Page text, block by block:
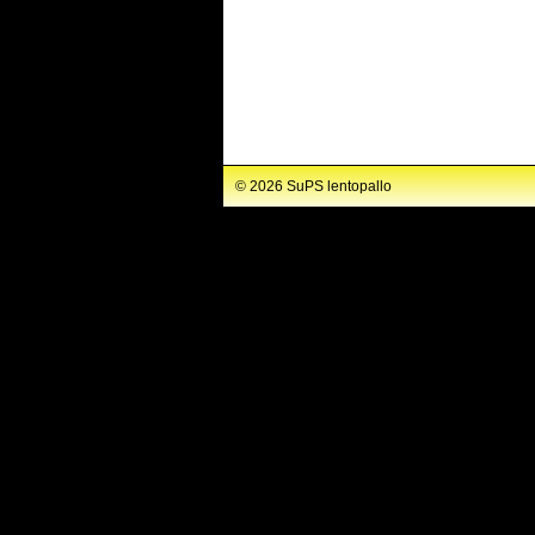
©2026 SuPS lentopallo